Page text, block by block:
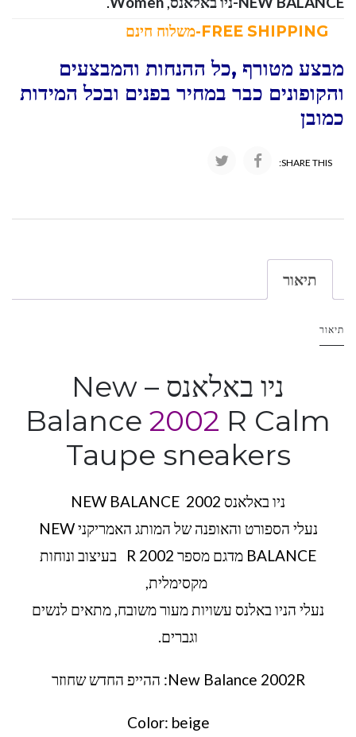
מבצע מטורף ,כל ההנחות והמבצעים
והקופונים כבר במחיר בפנים ובכל המידות
כמובן
SHARE THIS:
תיאור
תיאור
ניו באלאנס – New
Balance 2002 R Calm
Taupe sneakers
ניו באלאנס 2002 NEW BALANCE
נעלי הספורט והאופנה של המותג האמריקני NEW
BALANCE מדגם מספר R 2002 בעיצוב ונוחות
מקסימלית,
נעלי הניו באלנס עשויות מעור משובח, מתאים לנשים
וגברים.
New Balance 2002R: ההייפ החדש שחוזר